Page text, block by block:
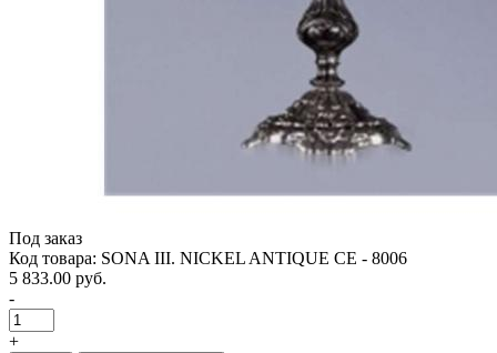
Под заказ
Код товара: SONA III. NICKEL ANTIQUE CE - 8006
5 833.00 руб.
-
+